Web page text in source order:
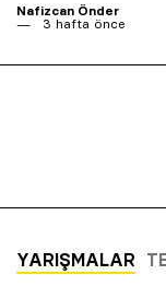
Nafizcan Önder
3 hafta önce
YARIŞMALAR